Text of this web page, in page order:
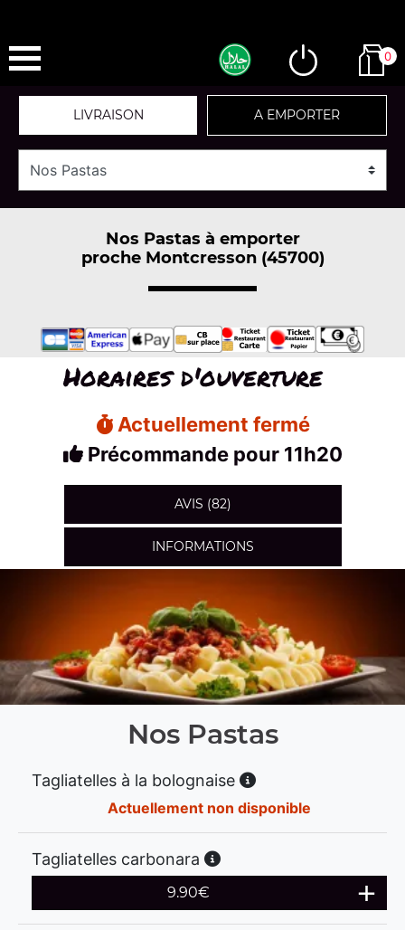
0
LIVRAISON A EMPORTER
Nos Pastas à emporter
proche Montcresson (45700)
Horaires d'ouverture
Actuellement fermé
Précommande pour 11h20
AVIS (82)
INFORMATIONS
Nos Pastas
Tagliatelles à la bolognaise
Actuellement non disponible
Tagliatelles carbonara
9.90€